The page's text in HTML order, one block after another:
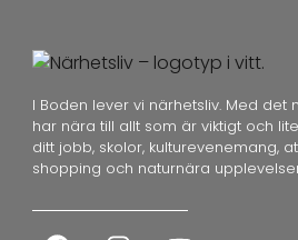
I Boden lever vi närhetsliv. Med det
har nära till allt som är viktigt och
ditt jobb, skolor, kulturevenemang,
shopping och naturnära